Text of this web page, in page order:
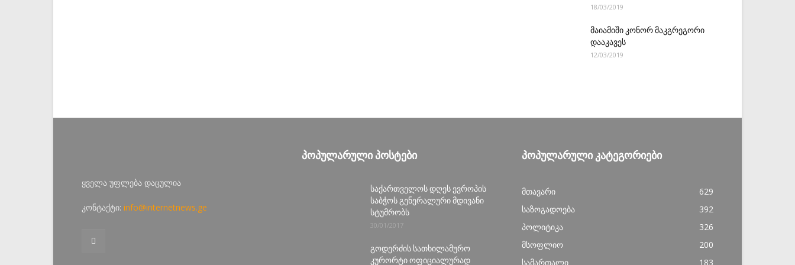
18/03/2019
მაიამიში კონორ მაკგრეგორი
დააკავეს
12/03/2019
ყველა უფლება დაცულია
კონტაქტი: info@internetnews.ge
ᲞᲝᲞᲣᲚᲐᲠᲣᲚᲘ ᲞᲝᲡᲢᲔᲑᲘ
საქართველოს დღეს ევროპის
საბჭოს გენერალური მდივანი
სტუმრობს
30/01/2017
გოდერძის სათხილამურო
კურორტი ოფიციალურად
ᲞᲝᲞᲣᲚᲐᲠᲣᲚᲘ ᲙᲐᲢᲔᲒᲝᲠᲘᲔᲑᲘ
მთავარი
629
საზოგადოება
392
პოლიტიკა
326
მსოფლიო
200
სამართალი
183